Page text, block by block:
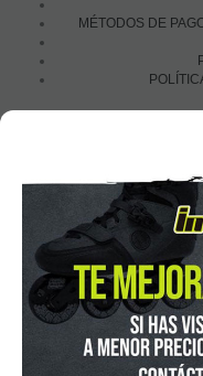
MÉTODOS DE
In-